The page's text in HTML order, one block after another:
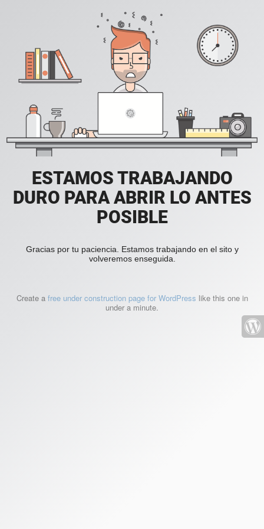
ESTAMOS TRABAJANDO
DURO PARA ABRIR LO ANTES
POSIBLE
Gracias por tu paciencia. Estamos trabajando en el sito y
volveremos enseguida.
Create a free under construction page for WordPress like this one in
under a minute.